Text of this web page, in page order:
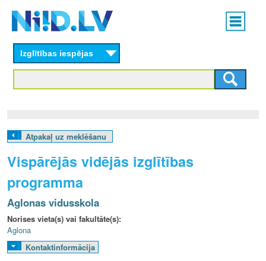
content
Main
menu
L
V
Izglītības iespējas
Atpakaļ uz meklēšanu
Vispārējās vidējās izglītības
programma
Aglonas vidusskola
Norises vieta(s) vai fakultāte(s):
Aglona
Kontaktinformācija